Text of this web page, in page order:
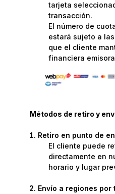
tarjeta
transacción.
El número de
estará sujeto a
que el cliente
financiera
Métodos de retiro y
Retiro en punto de
El cliente puede
directamente en
horario y lugar
Envío a regiones